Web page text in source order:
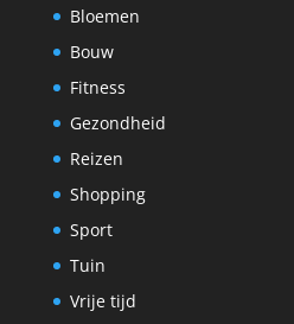
Bloemen
Bouw
Fitness
Gezondheid
Reizen
Shopping
Sport
Tuin
Vrije tijd